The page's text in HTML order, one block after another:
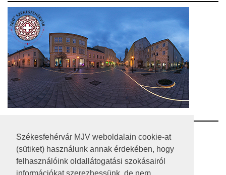
Székesfehérvár MJV weboldalain cookie-at
(sütiket) használunk annak érdekében, hogy
felhasználóink oldallátogatási szokásairól
RSS
A HONLAP 2017.03.31-I ÁLLAPOTA